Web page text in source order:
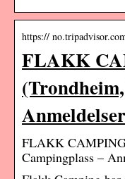
https://
FLAKK
Anmeldelser
FLAKK
Campingplass –